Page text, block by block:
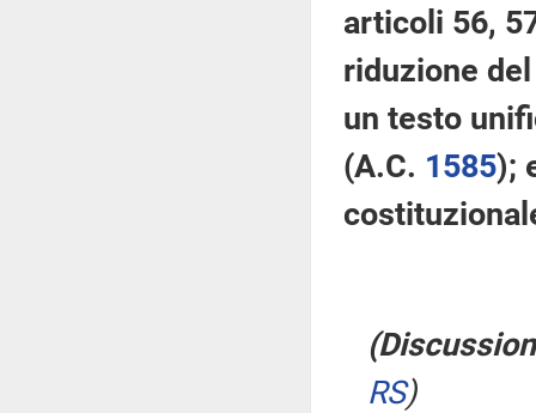
articoli 56,
riduzione
un testo
(A.C. 1585);
RS)